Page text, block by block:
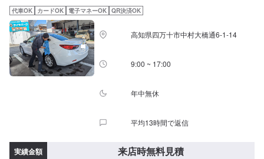
代車OK カードOK 電子マネーOK QR決済OK
高知県四万十市中村大橋通6-1-14
9:00 ~ 17:00
年中無休
平均13時間で返信
実績金額 来店時無料見積